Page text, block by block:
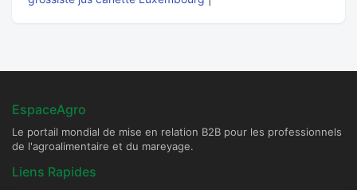
EspaceAgro
Le portail mondial de mise en relation B2B pour les professionnels
de l'agroalimentaire et du mareyage.
Liens Rapides